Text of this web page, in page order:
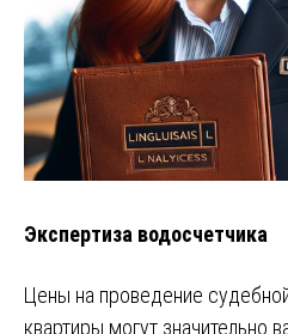
Экспертиза водосчетчика
Цены на проведение
квартиры могут значительно